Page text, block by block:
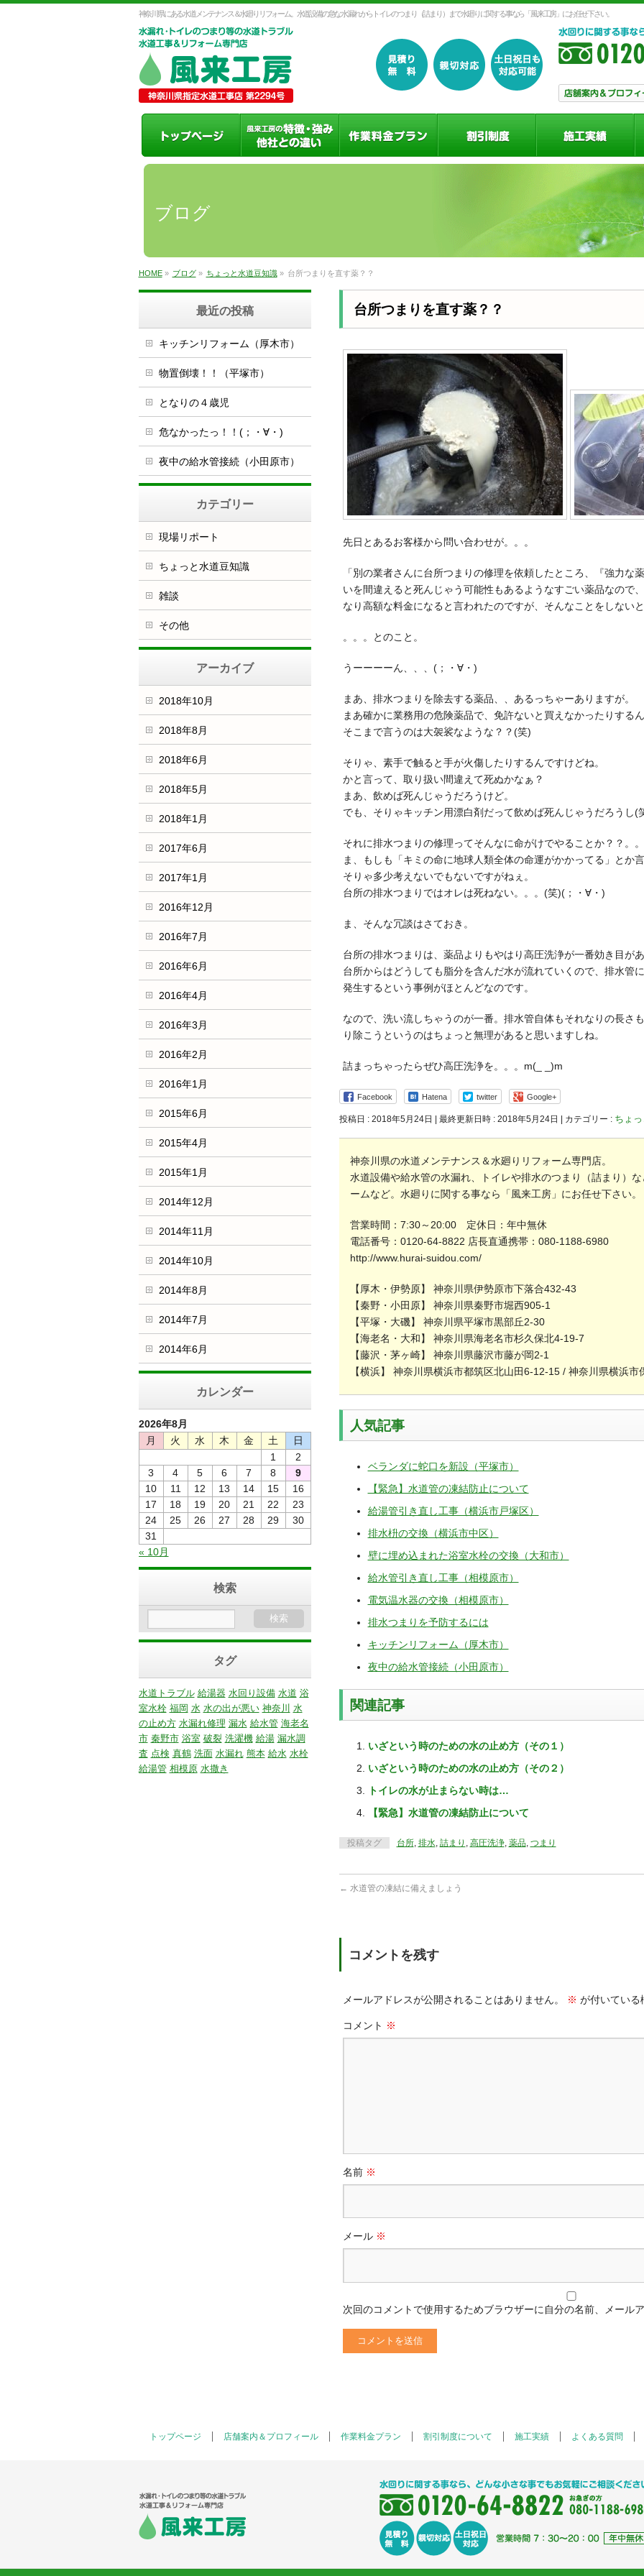
神奈川県にある水道メンテナンス＆水廻りリフォーム。水道設備の急な水漏れからトイレのつまり（詰まり）まで水廻りに関する事なら「風来工房」にお任せ下さい。
ブログ
HOME» ブログ» ちょっと水道豆知識 » 台所つまりを直す薬？？
台所つまりを直す薬？？
先日とあるお客様から問い合わせが。。。
「別の業者さんに台所つまりの修理を依頼したところ、『強力な
いを間違えると死んじゃう可能性もあるようなすごい薬品なので
なり高額な料金になると言われたのですが、そんなことをしない
。。。とのこと。
うーーーーん、、、(；・∀・)
まあ、排水つまりを除去する薬品、、あるっちゃーありますが。
まあ確かに業務用の危険薬品で、免許ないと買えなかったりするん
そこまで言うのは大袈裟なような？？(笑)
そりゃ、素手で触ると手が火傷したりするんですけどね。
かと言って、取り扱い間違えて死ぬかなぁ？
まあ、飲めば死んじゃうだろうけど。
でも、そりゃキッチン用漂白剤だって飲めば死んじゃうだろうし(
それに排水つまりの修理ってそんなに命がけでやることか？？。。
ま、もしも「キミの命に地球人類全体の命運がかかってる」とか
そりゃ多少考えないでもないですがねぇ。
台所の排水つまりではオレは死ねない。。。(笑)(；・∀・)
ま、そんな冗談はさておき。
台所の排水つまりは、薬品よりもやはり高圧洗浄が一番効き目があ
台所からはどうしても脂分を含んだ水が流れていくので、排水管
発生するという事例がほとんどなのです。
なので、洗い流しちゃうのが一番。排水管自体もそれなりの長さ
り除こうというのはちょっと無理があると思いますしね。
詰まっちゃったらぜひ高圧洗浄を。。。m(_ _)m
Facebook Hatena twitter Google+
投稿日 : 2018年5月24日 最終更新日時 : 2018年5月24日 カテゴリー : ちょ
神奈川県の水道メンテナンス＆水廻りリフォーム専門店。
水道設備や給水管の水漏れ、トイレや排水のつまり（詰まり）
ームなど。水廻りに関する事なら「風来工房」にお任せ下さい。
営業時間：7:30～20:00 定休日：年中無休
電話番号：0120-64-8822 店長直通携帯：080-1188-6980
http://www.hurai-suidou.com/
【厚木・伊勢原】 神奈川県伊勢原市下落合432-43
【秦野・小田原】 神奈川県秦野市堀西905-1
【平塚・大磯】 神奈川県平塚市黒部丘2-30
【海老名・大和】 神奈川県海老名市杉久保北4-19-7
【藤沢・茅ヶ崎】 神奈川県藤沢市藤が岡2-1
【横浜】 神奈川県横浜市都筑区北山田6-12-15 / 神奈川県横浜
人気記事
ベランダに蛇口を新設（平塚市）
【緊急】水道管の凍結防止について
給湯管引き直し工事（横浜市戸塚区）
排水枡の交換（横浜市中区）
壁に埋め込まれた浴室水栓の交換（大和市）
給水管引き直し工事（相模原市）
電気温水器の交換（相模原市）
排水つまりを予防するには
キッチンリフォーム（厚木市）
夜中の給水管接続（小田原市）
関連記事
いざという時のための水の止め方（その１）
いざという時のための水の止め方（その２）
トイレの水が止まらない時は…
【緊急】水道管の凍結防止について
投稿タグ 台所, 排水, 詰まり , 高圧洗浄, 薬品, つまり
← 水道管の凍結に備えましょう
コメントを残す
メールアドレスが公開されることはありません。 ※ が付いている
コメント ※
名前 ※
メール ※
次回のコメントで使用するためブラウザーに自分の名前、メール
最近の投稿
キッチンリフォーム（厚木市）
物置倒壊！！（平塚市）
となりの４歳児
危なかったっ！！(；・∀・)
夜中の給水管接続（小田原市）
カテゴリー
現場リポート
ちょっと水道豆知識
雑談
その他
アーカイブ
2018年10月
2018年8月
2018年6月
2018年5月
2018年1月
2017年6月
2017年1月
2016年12月
2016年7月
2016年6月
2016年4月
2016年3月
2016年2月
2016年1月
2015年6月
2015年4月
2015年1月
2014年12月
2014年11月
2014年10月
2014年8月
2014年7月
2014年6月
カレンダー
2026年8月
月
火 水 木 金 土
日
1
2
3
4 5 6 7 8
9
10
11 12 13 14 15
16
17
18 19 20 21 22
23
24
25 26 27 28 29
30
31
« 10月
検索
タグ
水道トラブル 給湯器 水回り設備 水道 浴
室水栓 福岡 水 水の出が悪い 神奈川 水
の止め方 水漏れ修理 漏水 給水管 海老名
市 秦野市 浴室 破裂 洗濯機 給湯 漏水調
査 点検 真鶴 洗面 水漏れ 熊本 給水 水栓
給湯管 相模原 水撒き
トップページ 店舗案内＆プロフィール 作業料金プラン 割引制度について 施工実績 よくある質問